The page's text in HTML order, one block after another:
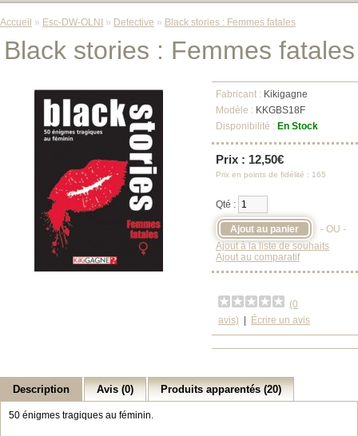
Accueil » Esc-DW-OLNI » Detective » Black stories : Femmes fatales
Black stories : Femmes fatales
Fabricant : Kikigagne
Modèle : KKGBS18F
Disponibilité : En Stock
Prix : 12,50€
Prix en points de fidélité : 165
Qté :
- OU -
Ajout à la liste de souhaits
Ajout au comparatif
(0
avis)
Écrire un avis
Description Avis (0) Produits apparentés (20)
50 énigmes tragiques au féminin.